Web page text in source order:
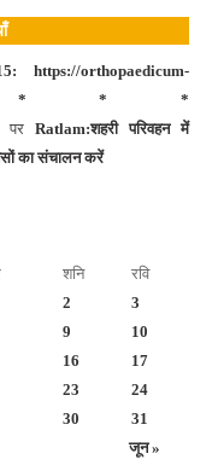
orthopaedicum-
* *
पर Ratlam:शहरी परिवहन में
का संचालन करें
शनि रवि
जून »
2
3
9
10
16
17
23
24
30 31